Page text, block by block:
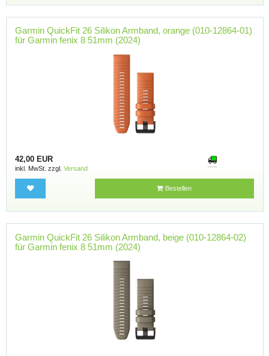
Garmin QuickFit 26 Silikon Armband, orange (010-12864-01)
für Garmin fenix 8 51mm (2024)
42,00 EUR
inkl. MwSt. zzgl. Versand
Bestellen
Garmin QuickFit 26 Silikon Armband, beige (010-12864-02)
für Garmin fenix 8 51mm (2024)